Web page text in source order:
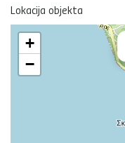
Lokacija objekta
+
−